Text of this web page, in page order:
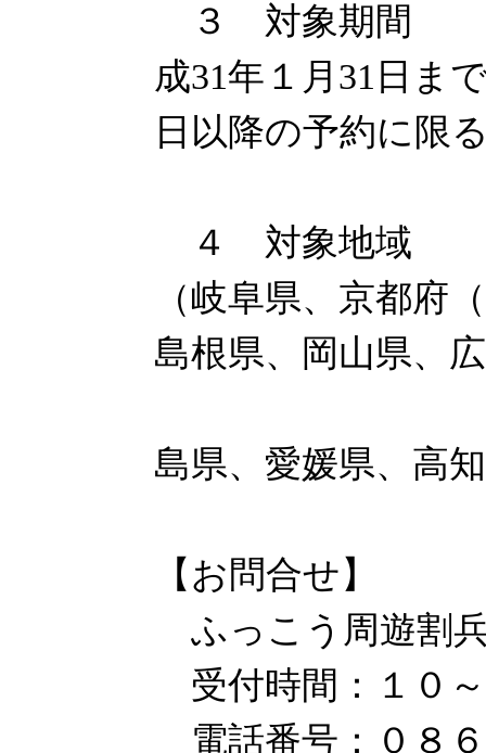
３ 対象期間 平
成31年１月31日ま
日以降の予約に限
４ 対象地域 兵
（岐阜県、京都府
島根県、岡山県、
島県、愛媛県、高
【お問合せ】
ふっこう周遊割
受付時間：１０
電話番号：０８